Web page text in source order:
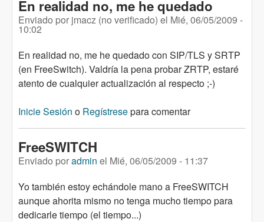
En realidad no, me he quedado
Enviado por jmacz (no verificado) el Mié, 06/05/2009 -
10:02
En realidad no, me he quedado con SIP/TLS y SRTP
(en FreeSwitch). Valdría la pena probar ZRTP, estaré
atento de cualquier actualización al respecto ;-)
Inicie Sesión o Regístresepara comentar
FreeSWITCH
Enviado poradmin el Mié, 06/05/2009 - 11:37
Yo también estoy echándole mano a FreeSWITCH
aunque ahorita mismo no tenga mucho tiempo para
dedicarle tiempo (el tiempo...)